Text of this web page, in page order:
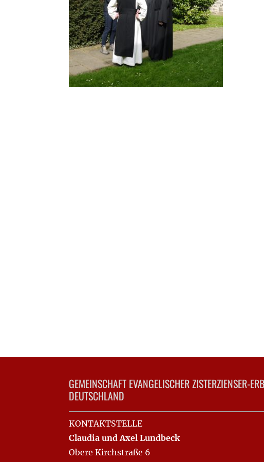
GEMEINSCHAFT EVANGELISCHER ZISTERZIENSER-
DEUTSCHLAND
KONTAKTSTELLE
Claudia und Axel Lundbeck
Obere Kirchstraße 6